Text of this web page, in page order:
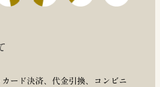
ード決済、代金引換、コンビニ